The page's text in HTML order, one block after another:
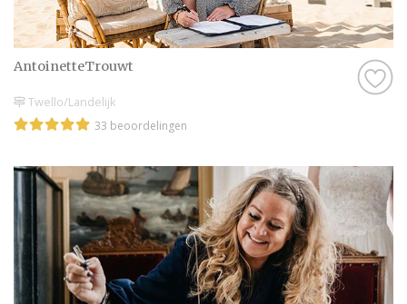
AntoinetteTrouwt
Twello/Landelijk
33 beoordelingen